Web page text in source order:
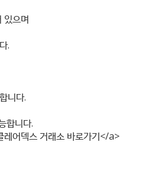
있으며
.
니다.
합니다.
레어덱스 거래소 바로가기</a>